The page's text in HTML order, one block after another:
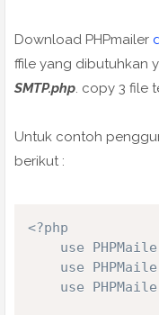
Download PHPmailer
ffile yang dibutuhkan
SMTP.php . copy 3 file
Untuk contoh
berikut :
<?php
use
use
use